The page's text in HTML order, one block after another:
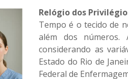
Relógio dos
Tempo é o tecido de
além dos números.
considerando as
Estado do Rio de
Federal de